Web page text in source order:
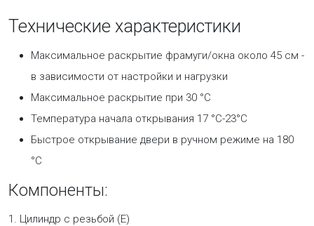
Технические характеристики
Максимальное раскрытие фрамуги/окна около 45 см -
в зависимости от настройки и нагрузки
Максимальное раскрытие при 30 °С
Температура начала открывания 17 °С-23°С
Быстрое открывание двери в ручном режиме на 180
°С
Компоненты:
1. Цилиндр с резьбой (Е)